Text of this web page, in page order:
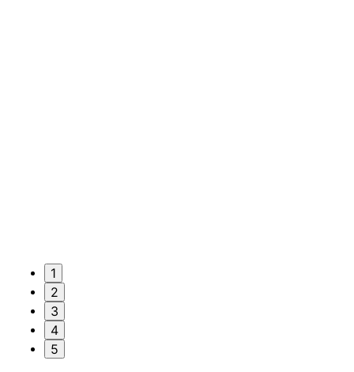
1
2
3
4
5